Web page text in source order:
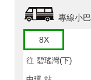
專線小巴
8X
往 碧瑤灣(下)